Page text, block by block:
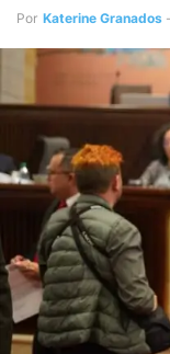
Por Katerine Granados -